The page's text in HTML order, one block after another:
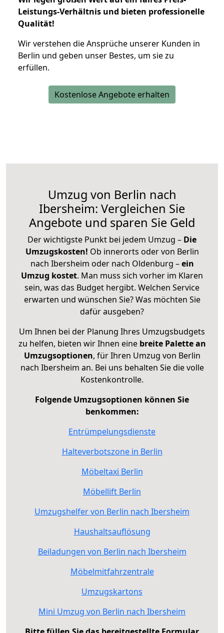
Leistungs-Verhältnis und bieten professionelle
Qualität!
Wir verstehen die Ansprüche unserer Kunden in
Berlin und geben unser Bestes, um sie zu
erfüllen.
Kostenlose Angebote erhalten
Umzug von Berlin nach
Ibersheim: Vergleichen Sie
Angebote und sparen Sie Geld
Der wichtigste Punkt bei jedem Umzug – Die
Umzugskosten! Ob innerorts oder von Berlin
nach Ibersheim oder nach Oldenburg –ein
Umzug kostet. Man muss sich vorher im Klaren
sein, was das Budget hergibt. Welchen Service
erwarten und wünschen Sie? Was möchten Sie
dafür ausgeben?
Um Ihnen bei der Planung Ihres Umzugsbudgets
zu helfen, bieten wir Ihnen eine breite Palette an
Umzugsoptionen, für Ihren Umzug von Berlin
nach Ibersheim an. Bei uns behalten Sie die volle
Kostenkontrolle.
Folgende Umzugsoptionen können Sie
benkommen:
Entrümpelungsdienste
Halteverbotszone in Berlin
Möbeltaxi Berlin
Möbellift Berlin
Umzugshelfer von Berlin nach Ibersheim
Haushaltsauflösung
Beiladungen von Berlin nach Ibersheim
Möbelmitfahrzentrale
Umzugskartons
Mini Umzug von Berlin nach Ibersheim